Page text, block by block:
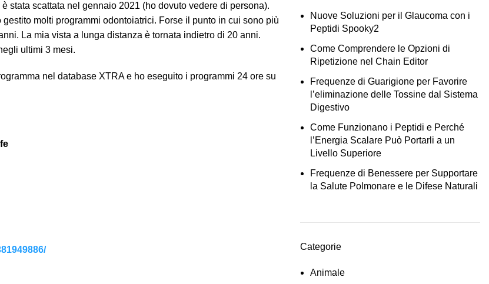
stata scattata nel gennaio 2021 (ho dovuto vedere di persona).
molti programmi odontoiatrici. Forse il punto in cui sono più
La mia vista a lunga distanza è tornata indietro di 20 anni.
ultimi 3 mesi.
nel database XTRA e ho eseguito i programmi 24 ore su
Nuove Soluzioni per il Glaucoma con i
Peptidi Spooky2
Come Comprendere le Opzioni di
Ripetizione nel Chain Editor
Frequenze di Guarigione per Favorire
l’eliminazione delle Tossine dal Sistema
Digestivo
Come Funzionano i Peptidi e Perché
l’Energia Scalare Può Portarli a un
Livello Superiore
Frequenze di Benessere per Supportare
la Salute Polmonare e le Difese Naturali
Categorie
Animale